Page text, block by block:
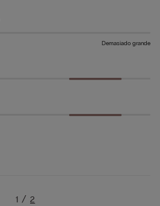
Demasiado grande
1 2